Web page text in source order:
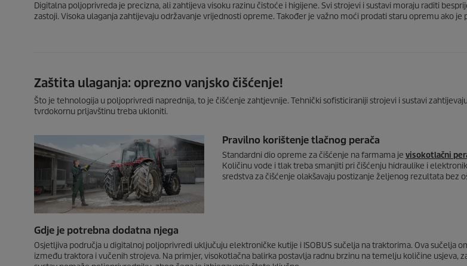
Digitalna poljoprivreda je precizna, ali zahtijeva visoku razinu čistoće i higijene. Svi strojevi i sustavi moraju raditi
zastoji. Visoka ulaganja zahtijevaju održavanje vrijednosti opreme. Također je važno moći prodati staru opremu ako je
Zaštita ulaganja: oprezno vanjsko čišćenje!
Što je tehnologija u poljoprivredi naprednija, to je čišćenje zahtjevnije. Tehnički sofisticiraniji strojevi i sustavi
tvrdokornu prljavštinu treba ukloniti.
Pravilno korištenje tlačnog perača
Standardni dio opreme za čišćenje na farmama je visokotlačni
Količinu vode i tlak treba smanjiti pri čišćenju hidraulike i
sredstva za čišćenje olakšavaju postizanje željenog rezultata bez
Gdje je potrebna dodatna njega
Osjetljiva područja u digitalnoj poljoprivredi uključuju elektroničke kutije i ISOBUS sučelja na traktorima. Ova sučelja
između traktora i vučenih strojeva. Na primjer, visokotlačna balirka postavlja radnu brzinu na temelju količine usjeva,